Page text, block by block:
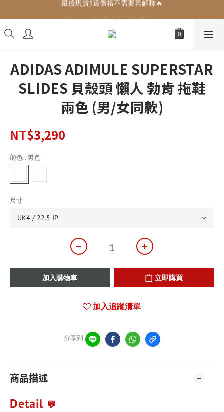
增加生活儀式感的小可愛們🎀
增加生活儀式感的小可愛們🎀
ADIDAS ADIMULE SUPERSTAR
SLIDES 貝殼頭 懶人 勃肯 拖鞋
兩色 (男/女同款)
NT$3,290
顏色 : 黑色
尺寸
加入購物車 立即購買
加入追蹤清單
分享到
商品描述
Detail 💬